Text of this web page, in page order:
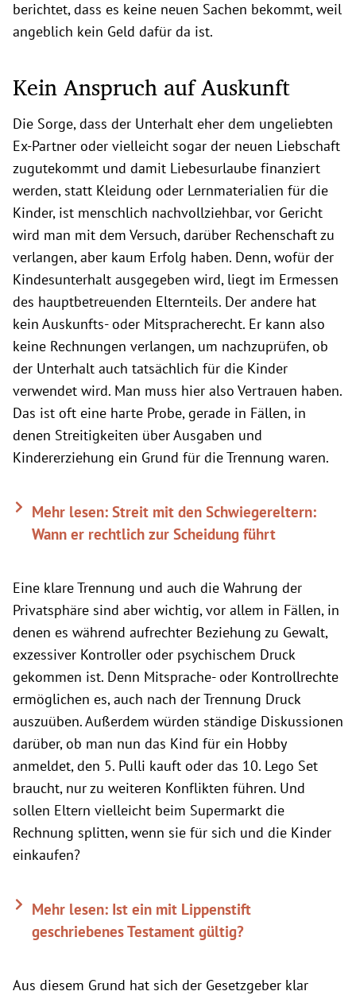
berichtet, dass es keine neuen Sachen bekommt, weil
angeblich kein Geld dafür da ist.
Kein Anspruch auf Auskunft
Die Sorge, dass der Unterhalt eher dem ungeliebten
Ex-Partner oder vielleicht sogar der neuen Liebschaft
zugutekommt und damit Liebesurlaube finanziert
werden, statt Kleidung oder Lernmaterialien für die
Kinder, ist menschlich nachvollziehbar, vor Gericht
wird man mit dem Versuch, darüber Rechenschaft zu
verlangen, aber kaum Erfolg haben. Denn, wofür der
Kindesunterhalt ausgegeben wird, liegt im Ermessen
des hauptbetreuenden Elternteils. Der andere hat
kein Auskunfts- oder Mitspracherecht. Er kann also
keine Rechnungen verlangen, um nachzuprüfen, ob
der Unterhalt auch tatsächlich für die Kinder
verwendet wird. Man muss hier also Vertrauen haben.
Das ist oft eine harte Probe, gerade in Fällen, in
denen Streitigkeiten über Ausgaben und
Kindererziehung ein Grund für die Trennung waren.
Mehr lesen: Streit mit den Schwiegereltern:
Wann er rechtlich zur Scheidung führt
Eine klare Trennung und auch die Wahrung der
Privatsphäre sind aber wichtig, vor allem in Fällen, in
denen es während aufrechter Beziehung zu Gewalt,
exzessiver Kontroller oder psychischem Druck
gekommen ist. Denn Mitsprache- oder Kontrollrechte
ermöglichen es, auch nach der Trennung Druck
auszuüben. Außerdem würden ständige Diskussionen
darüber, ob man nun das Kind für ein Hobby
anmeldet, den 5. Pulli kauft oder das 10. Lego Set
braucht, nur zu weiteren Konflikten führen. Und
sollen Eltern vielleicht beim Supermarkt die
Rechnung splitten, wenn sie für sich und die Kinder
einkaufen?
Mehr lesen: Ist ein mit Lippenstift
geschriebenes Testament gültig?
Aus diesem Grund hat sich der Gesetzgeber klar